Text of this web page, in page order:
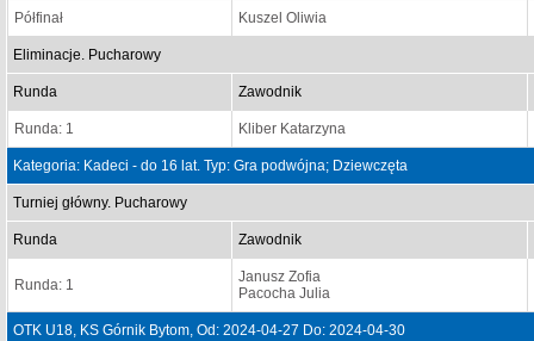
Półfinał Kuszel Oliwia
Eliminacje. Pucharowy
Runda Zawodnik
Runda: 1 Kliber Katarzyna
Kategoria: Kadeci - do 16 lat. Typ: Gra podwójna; Dziewczęta
Turniej główny. Pucharowy
Runda Zawodnik
Runda: 1
Janusz Zofia
Pacocha Julia
OTK U18, KS Górnik Bytom, Od: 2024-04-27 Do: 2024-04-30